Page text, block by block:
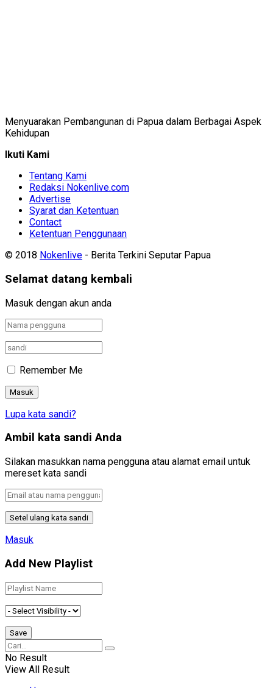
Menyuarakan Pembangunan di Papua dalam Berbagai Aspek
Kehidupan
Ikuti Kami
Tentang Kami
Redaksi Nokenlive.com
Advertise
Syarat dan Ketentuan
Contact
Ketentuan Penggunaan
© 2018 Nokenlive - Berita Terkini Seputar Papua
Selamat datang kembali
Masuk dengan akun anda
Remember Me
Lupa kata sandi?
Ambil kata sandi Anda
Silakan masukkan nama pengguna atau alamat email untuk
mereset kata sandi
Masuk
Add New Playlist
No Result
View All Result